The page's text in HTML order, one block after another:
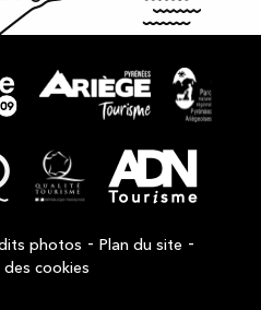
photos - Plan du site -
cookies